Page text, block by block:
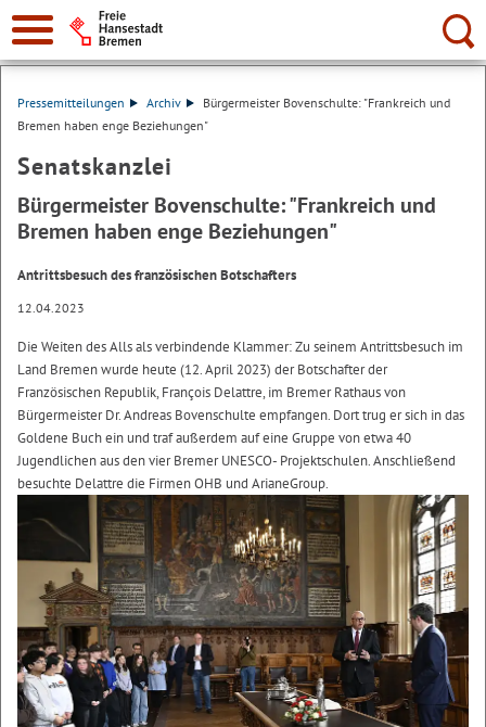
Suche:
Pressemitteilungen Archiv
Bürgermeister Bovenschulte: "Frankreich und
Bremen haben enge Beziehungen"
Senatskanzlei
Bürgermeister Bovenschulte: "Frankreich und
Bremen haben enge Beziehungen"
Antrittsbesuch des französischen Botschafters
12.04.2023
Die Weiten des Alls als verbindende Klammer: Zu seinem Antrittsbesuch im
Land Bremen wurde heute (12. April 2023) der Botschafter der
Französischen Republik, François Delattre, im Bremer Rathaus von
Bürgermeister Dr. Andreas Bovenschulte empfangen. Dort trug er sich in das
Goldene Buch ein und traf außerdem auf eine Gruppe von etwa 40
Jugendlichen aus den vier Bremer UNESCO- Projektschulen. Anschließend
besuchte Delattre die Firmen OHB und ArianeGroup.